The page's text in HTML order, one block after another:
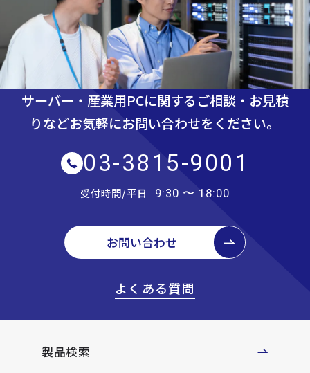
サーバー・産業用PCに関するご相談・お見積
りなどお気軽にお問い合わせをください。
03-3815-9001
受付時間/平日 9:30 〜 18:00
お問い合わせ
よくある質問
製品検索